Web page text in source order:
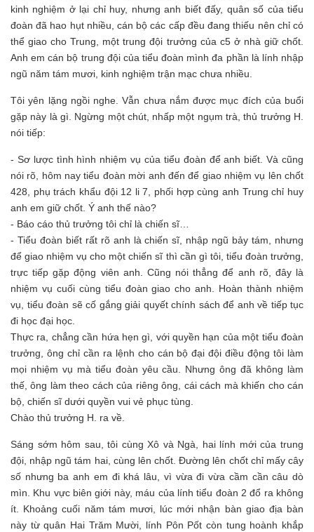
kinh nghiệm ở lại chỉ huy, nhưng anh biết đấy, quân số của tiểu
đoàn đã hao hụt nhiều, cán bộ các cấp đều đang thiếu nên chỉ có
thể giao cho Trung, một trung đội trưởng của c5 ở nhà giữ chốt.
Anh em cán bộ trung đội của tiểu đoàn mình đa phần là lính nhập
ngũ năm tám mươi, kinh nghiệm trận mạc chưa nhiều.
Tôi yên lặng ngồi nghe. Vẫn chưa nắm được mục đích của buổi
gặp này là gì. Ngừng một chút, nhấp một ngụm trà, thủ trưởng H.
nói tiếp:
- Sơ lược tình hình nhiệm vụ của tiểu đoàn để anh biết. Và cũng
nói rõ, hôm nay tiểu đoàn mời anh đến để giao nhiệm vụ lên chốt
428, phụ trách khẩu đội 12 li 7, phối hợp cùng anh Trung chỉ huy
anh em giữ chốt. Ý anh thế nào?
- Báo cáo thủ trưởng tôi chỉ là chiến sĩ…
- Tiểu đoàn biết rất rõ anh là chiến sĩ, nhập ngũ bảy tám, nhưng
để giao nhiệm vụ cho một chiến sĩ thì cần gì tôi, tiểu đoàn trưởng,
trực tiếp gặp động viên anh. Cũng nói thẳng để anh rõ, đây là
nhiệm vụ cuối cùng tiểu đoàn giao cho anh. Hoàn thành nhiệm
vụ, tiểu đoàn sẽ cố gắng giải quyết chính sách để anh về tiếp tục
đi học đại học.
Thực ra, chẳng cần hứa hẹn gì, với quyền hạn của một tiểu đoàn
trưởng, ông chỉ cần ra lệnh cho cán bộ đại đội điều động tôi làm
mọi nhiệm vụ mà tiểu đoàn yêu cầu. Nhưng ông đã không làm
thế, ông làm theo cách của riêng ông, cái cách mà khiến cho cán
bộ, chiến sĩ dưới quyền vui vẻ phục tùng.
Chào thủ trưởng H. ra về.
Sáng sớm hôm sau, tôi cùng Xô và Ngà, hai lính mới của trung
đội, nhập ngũ tám hai, cùng lên chốt. Đường lên chốt chỉ mấy cây
số nhưng ba anh em đi khá lâu, vì vừa đi vừa cầm cần câu dò
mìn. Khu vực biên giới này, máu của lính tiểu đoàn 2 đổ ra không
ít. Khoảng cuối năm tám mươi, lúc mới nhận bàn giao địa bàn
này từ quân Hai Trăm Mười, lính Pôn Pốt còn tung hoành khắp